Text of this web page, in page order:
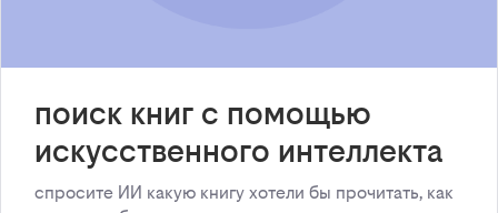
поиск книг с помощью
искусственного интеллекта
спросите ИИ какую книгу хотели бы прочитать, как